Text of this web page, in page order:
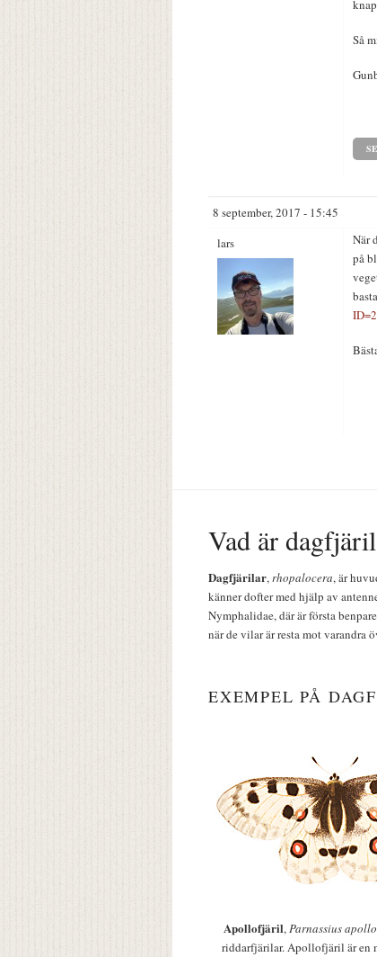
Så
8 september, 2017 - 15:45
lars
När
på
Vad är
Dagfjärilar,rhopalocera, är
känner dofter med hjälp av
Nymphalidae, där är första
när de vilar är resta mot varandra
EXEMPEL PÅ
Apollofjäril,Parnassius apollo
riddarfjärilar. Apollofjäril är en